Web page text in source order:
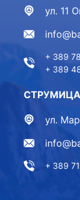
ул. 11
+ 389
+ 389
СТРУМИЦА
ул.
+ 389